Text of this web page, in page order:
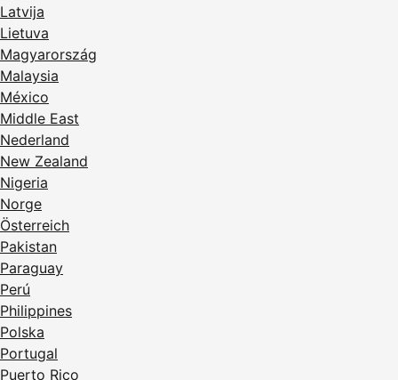
Latvija
Lietuva
Magyarország
Malaysia
México
Middle East
Nederland
New Zealand
Nigeria
Norge
Österreich
Pakistan
Paraguay
Perú
Philippines
Polska
Portugal
Puerto Rico